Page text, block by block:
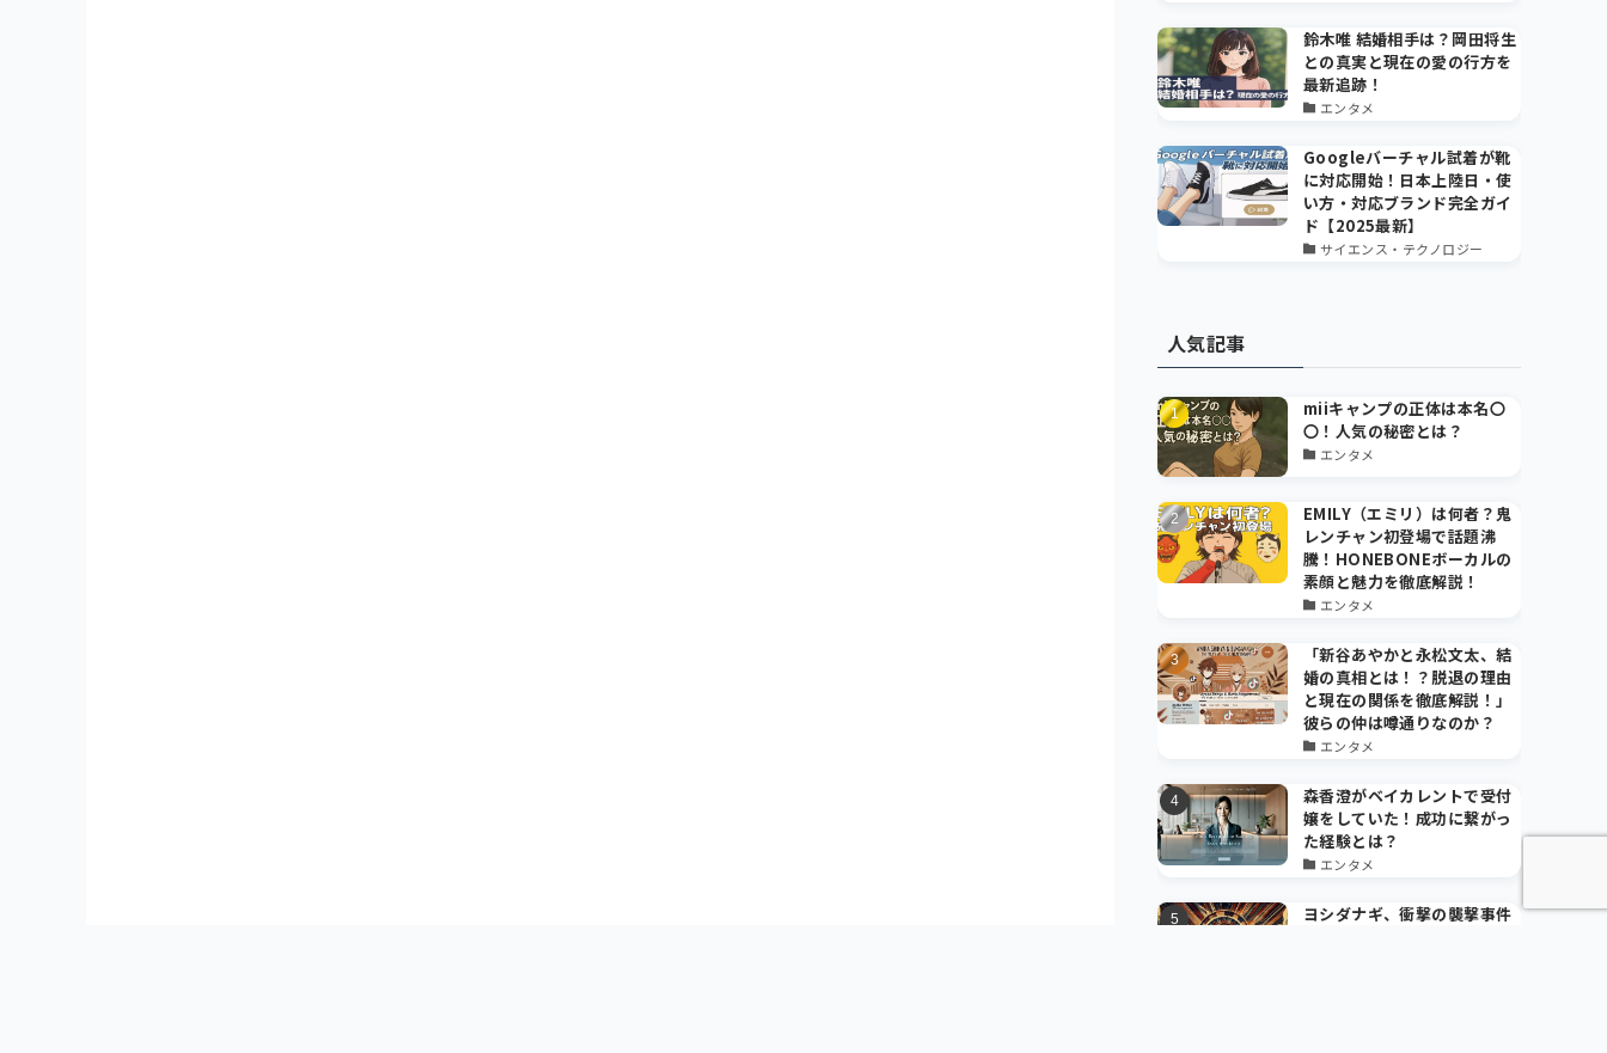
鈴木唯 結婚相手は？岡田将生
との真実と現在の愛の行方を
最新追跡！
エンタメ
Googleバーチャル試着が靴
に対応開始！日本上陸日・使
い方・対応ブランド完全ガイ
ド【2025最新】
サイエンス・テクノロジー
人気記事
miiキャンプの正体は本名〇
〇！人気の秘密とは？
エンタメ
EMILY（エミリ）は何者？鬼
レンチャン初登場で話題沸
騰！HONEBONEボーカルの
素顔と魅力を徹底解説！
エンタメ
「新谷あやかと永松文太、結
婚の真相とは！？脱退の理由
と現在の関係を徹底解説！」
彼らの仲は噂通りなのか？
エンタメ
森香澄がベイカレントで受付
嬢をしていた！成功に繋がっ
た経験とは？
エンタメ
ヨシダナギ、衝撃の襲撃事件